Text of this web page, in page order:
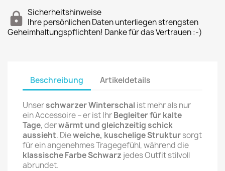
Sicherheitshinweise
Ihre persönlichen Daten unterliegen strengsten
Geheimhaltungspflichten! Danke für das Vertrauen :-)
Beschreibung Artikeldetails
Unserschwarzer Winterschal ist mehr als nur
ein Accessoire – er ist IhrBegleiter für kalte
Tage, derwärmt und gleichzeitig schick
aussieht. Dieweiche, kuschelige Struktursorgt
für ein angenehmes Tragegefühl, während die
klassische Farbe Schwarz jedes Outfit stilvoll
abrundet.